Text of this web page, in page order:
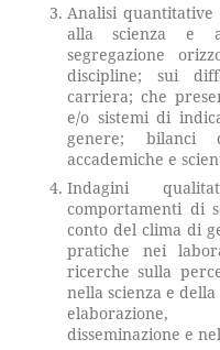
Analisi
alla scienza e
segregazione
discipline; sui
carriera; che
e/o sistemi di
genere; bilanci
accademiche e
Indagini
comportamenti di
conto del clima di
pratiche nei
ricerche sulla
nella scienza e
elaborazione,
disseminazione e